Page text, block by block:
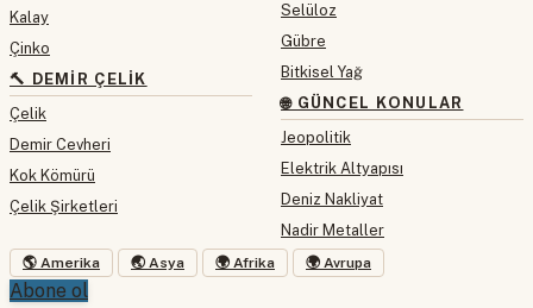
Kalay
Çinko
🔨 DEMIR ÇELIK
Çelik
Demir Cevheri
Kok Kömürü
Çelik Şirketleri
Selüloz
Gübre
Bitkisel Yağ
🌐 GÜNCEL KONULAR
Jeopolitik
Elektrik Altyapısı
Deniz Nakliyat
Nadir Metaller
🌎 Amerika 🌏 Asya 🌍 Afrika 🌍 Avrupa
Abone ol